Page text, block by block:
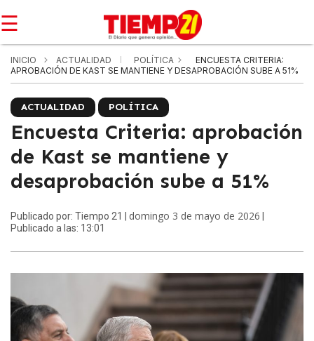
☰
INICIO ACTUALIDAD POLÍTICA
ENCUESTA CRITERIA:
APROBACIÓN DE KAST SE MANTIENE Y DESAPROBACIÓN SUBE A 51%
ACTUALIDAD POLÍTICA
Encuesta Criteria: aprobación
de Kast se mantiene y
desaprobación sube a 51%
Publicado por: Tiempo 21 | domingo 3 de mayo de 2026
Publicado a las: 13:01